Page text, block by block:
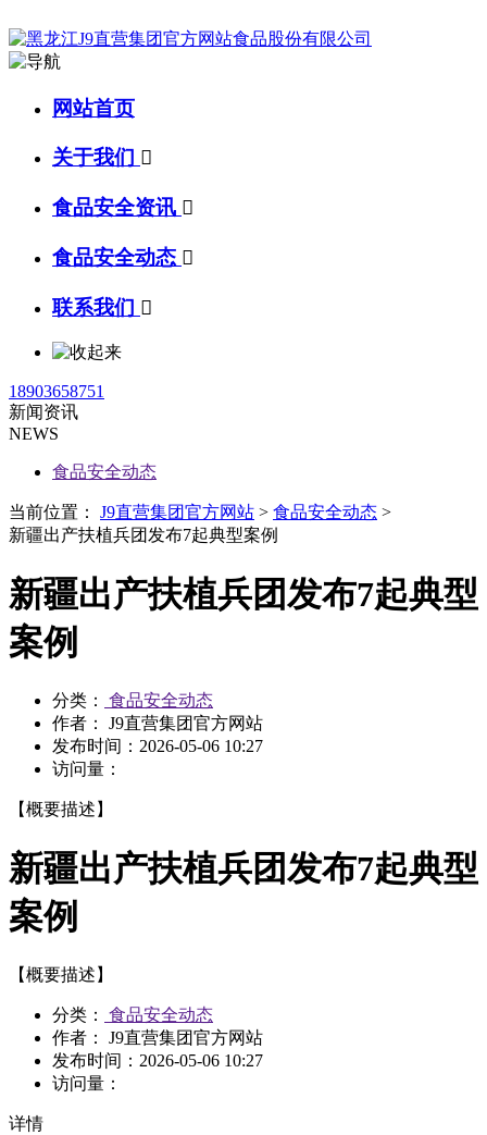
网站首页
关于我们 
食品安全资讯 
食品安全动态 
联系我们 
18903658751
新闻资讯
NEWS
食品安全动态
当前位置： J9直营集团官方网站 > 食品安全动态 >
新疆出产扶植兵团发布7起典型案例
新疆出产扶植兵团发布7起典型
案例
分类：
食品安全动态
作者： J9直营集团官方网站
发布时间： 2026-05-06 10:27
访问量：
【概要描述】
新疆出产扶植兵团发布7起典型
案例
【概要描述】
分类：
食品安全动态
作者： J9直营集团官方网站
发布时间： 2026-05-06 10:27
访问量：
详情